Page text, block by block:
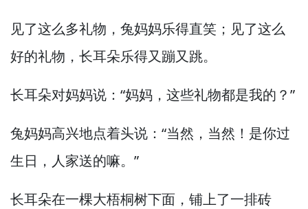
见了这么多礼物， 兔妈妈乐得直笑；见了这么
好的礼物， 长耳朵乐得又蹦又跳。
长耳朵对妈妈说：“妈妈， 这些礼物都是我的？”
兔妈妈高兴地点着头说：“当然， 当然！ 是你过
生日， 人家送的嘛。”
长耳朵在一棵大梧桐树下面， 铺上了一排砖